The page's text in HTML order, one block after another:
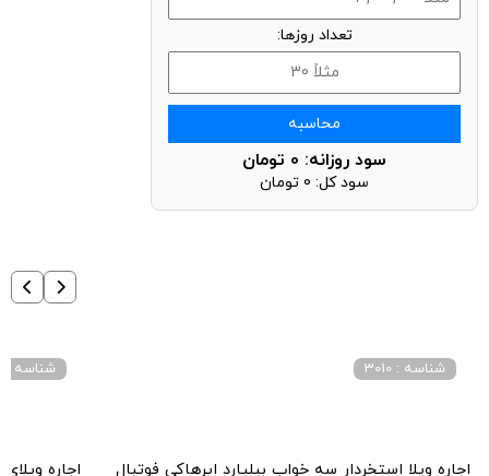
تعداد روزها:
محاسبه
سود روزانه: 0 تومان
سود کل: 0 تومان
اجاره ویلا استخردار سه خواب بیلیارد ایرهاکی فوتبال
شناسه : 3010
اجاره
شناسه : 3041